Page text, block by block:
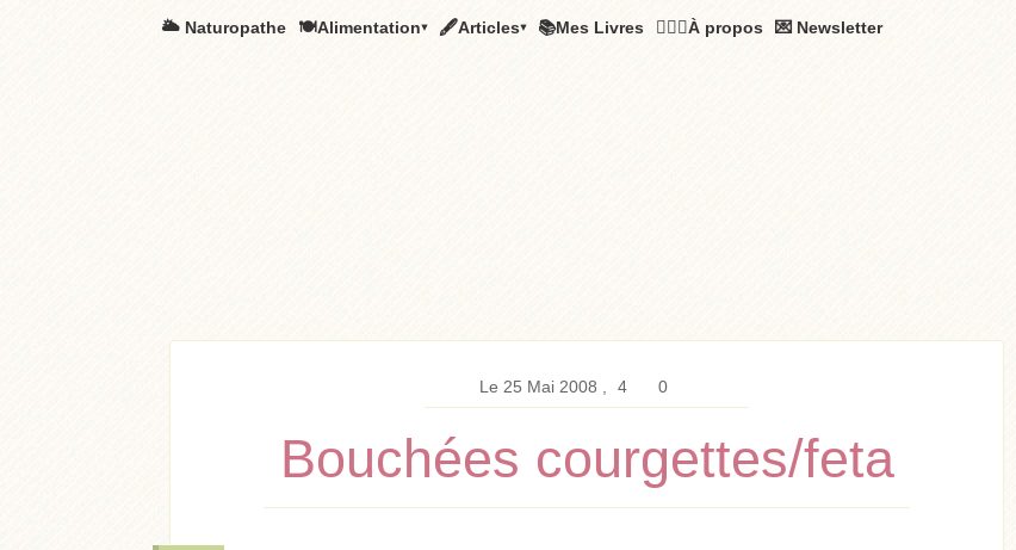
🌥️ Naturopathe 🍽Alimentation▾ 🖋Articles▾ 📚Mes Livres 🧚🏻‍♂️À propos 💌 Newsletter
Le 25 Mai 2008 4 0
Bouchées courgettes/feta